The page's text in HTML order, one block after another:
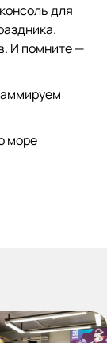
для
И помните —
море